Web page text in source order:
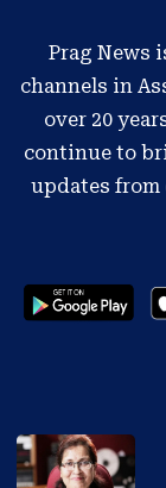
Prag News
channels in
over 20
continue to
updates from